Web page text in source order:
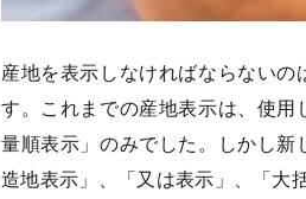
産地を表示しなければならない
す。これまでの産地表示は、使
量順表示」のみでした。しかし
造地表示」、「又は表示」、「大